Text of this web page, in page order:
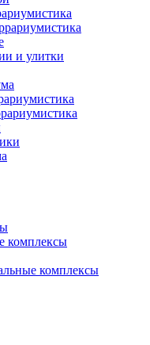
и улитки
комплексы
комплексы